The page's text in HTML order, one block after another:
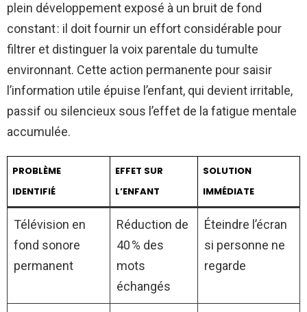
plein développement exposé à un bruit de fond
constant : il doit fournir un effort considérable pour
filtrer et distinguer la voix parentale du tumulte
environnant. Cette action permanente pour saisir
l’information utile épuise l’enfant, qui devient irritable,
passif ou silencieux sous l’effet de la fatigue mentale
accumulée.
PROBLÈME
IDENTIFIÉ
EFFET SUR
L’ENFANT
SOLUTION
IMMÉDIATE
Télévision en
fond sonore
permanent
Réduction de
40 % des
mots
échangés
Éteindre l’écran
si personne ne
regarde